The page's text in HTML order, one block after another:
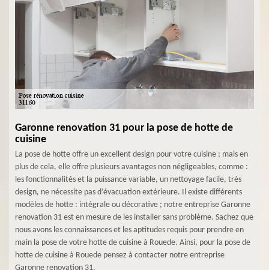
Garonne renovation 31 pour la pose de hotte de
cuisine
La pose de hotte offre un excellent design pour votre cuisine ; mais en
plus de cela, elle offre plusieurs avantages non négligeables, comme :
les fonctionnalités et la puissance variable, un nettoyage facile, très
design, ne nécessite pas d’évacuation extérieure. Il existe différents
modèles de hotte : intégrale ou décorative ; notre entreprise Garonne
renovation 31 est en mesure de les installer sans problème. Sachez que
nous avons les connaissances et les aptitudes requis pour prendre en
main la pose de votre hotte de cuisine à Rouede. Ainsi, pour la pose de
hotte de cuisine à Rouede pensez à contacter notre entreprise
Garonne renovation 31.